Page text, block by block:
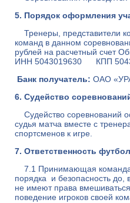
5. Порядок оформления
Тренеры, представители
команд в данном
рублей на расчетный счет
ИНН 5043019630 КПП
Банк получатель: ОАО
6. Судейство
Судейство соревнований
судья матча вместе с
спортсменов к игре.
7. Ответственность
7.1 Принимающая команда
порядка и безопасность до,
не имеют права вмешиваться
поведение игроков своей